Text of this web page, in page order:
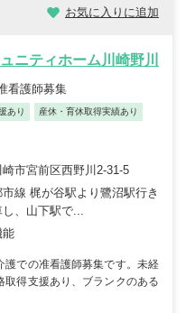
お気に入りに追加
ニティホーム川崎野川
看護師募集
あり 産休・育休取得実績あり
市宮前区西野川2-31-5
線 梶が谷駅より鷺沼駅行き
、山下駅で...
能
護での准看護師募集です。未経
得支援あり、ブランクのある